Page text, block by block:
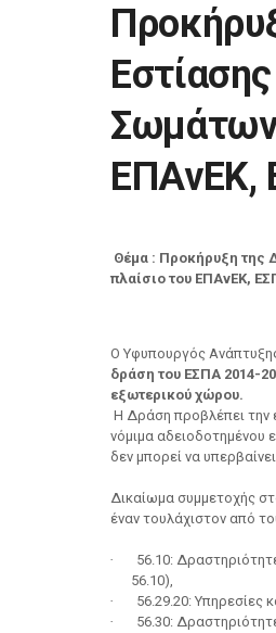
Σωμάτων
ΕΠΑνΕΚ,
Θέμα : Προκήρυξη της
πλαίσιο του ΕΠΑνΕΚ,
Ο Υφυπουργός
δράση του ΕΣΠΑ 2014-
εξωτερικού χώρου.
Η Δράση προβλέπει την
νόμιμα αδειοδοτημένου
δεν μπορεί να υπερβαίνει
Δικαίωμα συμμετοχής
έναν τουλάχιστον από
·
56.10:
56.10),
·
56.29.20: Υπηρεσίες
·
56.30: